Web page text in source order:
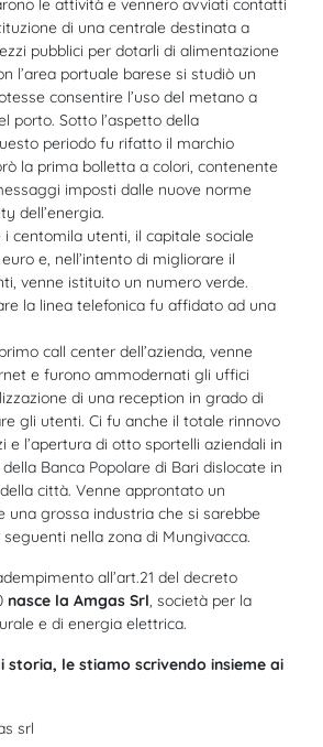
le attività e vennero avviati contatti
di una centrale destinata a
pubblici per dotarli di alimentazione
l’area portuale barese si studiò un
consentire l’uso del metano a
porto. Sotto l’aspetto della
periodo fu rifatto il marchio
la prima bolletta a colori, contenente
imposti dalle nuove norme
dell’energia.
i centomila utenti, il capitale sociale
e, nell’intento di migliorare il
venne istituito un numero verde.
la linea telefonica fu affidato ad una
call center dell’azienda, venne
e furono ammodernati gli uffici
di una reception in grado di
gli utenti. Ci fu anche il totale rinnovo
e l’apertura di otto sportelli aziendali in
Banca Popolare di Bari dislocate in
città. Venne approntato un
una grossa industria che si sarebbe
nella zona di Mungivacca.
all’art.21 del decreto
nasce la Amgas Srl, società per la
e di energia elettrica.
storia, le stiamo scrivendo insieme ai
srl